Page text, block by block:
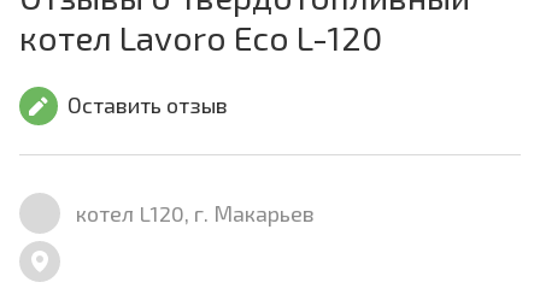
котел Lavoro Eco L-120
Оставить отзыв
котел L120, г. Макарьев